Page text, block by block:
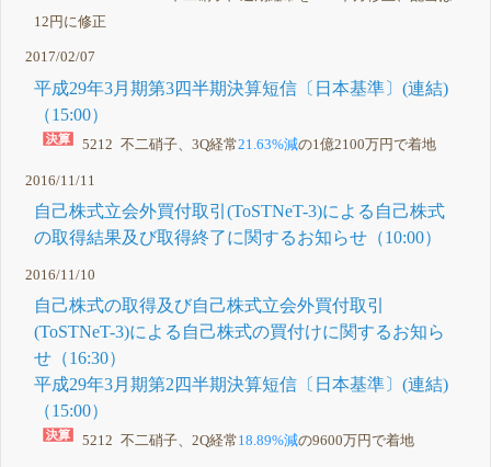
12円に修正
2017/02/07
平成29年3月期第3四半期決算短信〔日本基準〕(連結)
（15:00）
5212 不二硝子、3Q経常21.63%減の1億2100万円で着地
2016/11/11
自己株式立会外買付取引(ToSTNeT-3)による自己株式
の取得結果及び取得終了に関するお知らせ（10:00）
2016/11/10
自己株式の取得及び自己株式立会外買付取引
(ToSTNeT-3)による自己株式の買付けに関するお知ら
せ（16:30）
平成29年3月期第2四半期決算短信〔日本基準〕(連結)
（15:00）
5212 不二硝子、2Q経常18.89%減の9600万円で着地